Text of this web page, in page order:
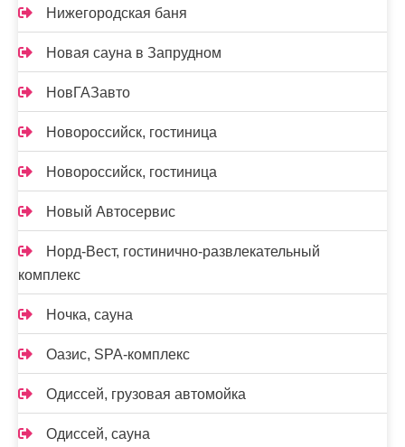
Нижегородская баня
Новая сауна в Запрудном
НовГАЗавто
Новороссийск, гостиница
Новороссийск, гостиница
Новый Автосервис
Норд-Вест, гостинично-развлекательный
комплекс
Ночка, сауна
Оазис, SPA-комплекс
Одиссей, грузовая автомойка
Одиссей, сауна